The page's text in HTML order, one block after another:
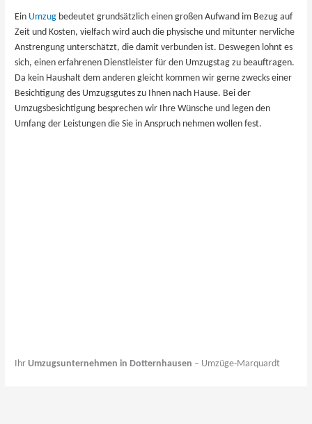
Ein Umzug bedeutet grundsätzlich einen großen Aufwand im Bezug auf
Zeit und Kosten, vielfach wird auch die physische und mitunter nervliche
Anstrengung unterschätzt, die damit verbunden ist. Deswegen lohnt es
sich, einen erfahrenen Dienstleister für den Umzugstag zu beauftragen.
Da kein Haushalt dem anderen gleicht kommen wir gerne zwecks einer
Besichtigung des Umzugsgutes zu Ihnen nach ​Hause. Bei der
Umzugsbesichtigung besprechen wir Ihre Wünsche und legen den
Umfang der Leistungen die Sie in Anspruch nehmen wollen fest.
IhrUmzugsunternehmen in Dotternhausen – Umzüge-Marquardt